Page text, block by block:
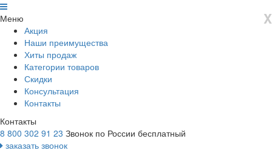
X
Меню
Акция
Наши преимущества
Хиты продаж
Категории товаров
Скидки
Консультация
Контакты
Контакты
8 800 302 91 23 Звонок по России бесплатный
заказать звонок